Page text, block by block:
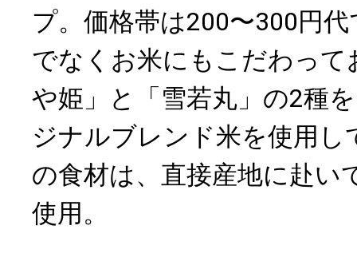
プ。価格帯は200〜300円
でなくお米にもこだわって
や姫」と「雪若丸」の2種
ジナルブレンド米を使用し
の食材は、直接産地に赴い
使用。